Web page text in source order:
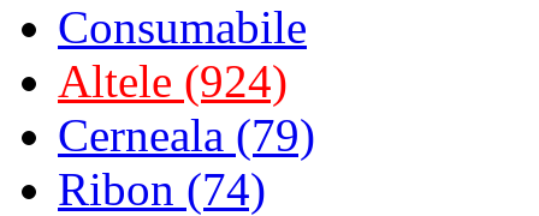
Consumabile
Altele (924)
Cerneala (79)
Ribon (74)